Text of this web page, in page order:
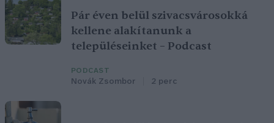
Pár éven belül szivacsvárosokká
kellene alakítanunk a
településeinket – Podcast
PODCAST
Novák Zsombor 2 perc